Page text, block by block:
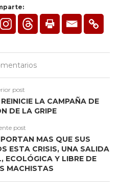
post
LA CAMPAÑA DE
DE LA GRIPE
post
MAS QUE SUS
ESTA CRISIS, UNA SALIDA
ECOLÓGICA Y LIBRE DE
MACHISTAS